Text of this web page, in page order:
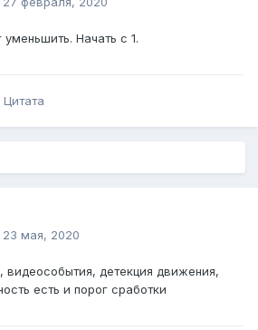
Начать с 1.
Цитата
23 мая, 2020
видеособытия, детекция движения,
есть и порог сработки